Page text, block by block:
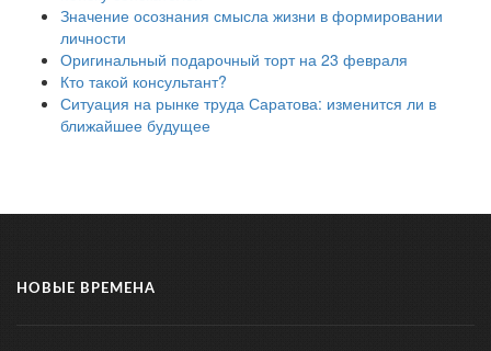
Значение осознания смысла жизни в формировании
личности
Оригинальный подарочный торт на 23 февраля
Кто такой консультант?
Ситуация на рынке труда Саратова: изменится ли в
ближайшее будущее
НОВЫЕ ВРЕМЕНА